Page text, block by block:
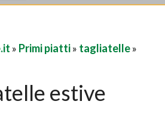
» Primi piatti» tagliatelle»
estive